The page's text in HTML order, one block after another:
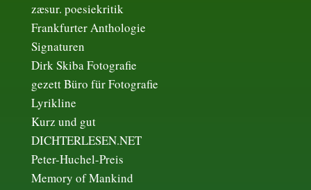
zæsur. poesiekritik
Frankfurter Anthologie
Signaturen
Dirk Skiba Fotografie
gezett Büro für Fotografie
Lyrikline
Kurz und gut
DICHTERLESEN.NET
Peter-Huchel-Preis
Memory of Mankind